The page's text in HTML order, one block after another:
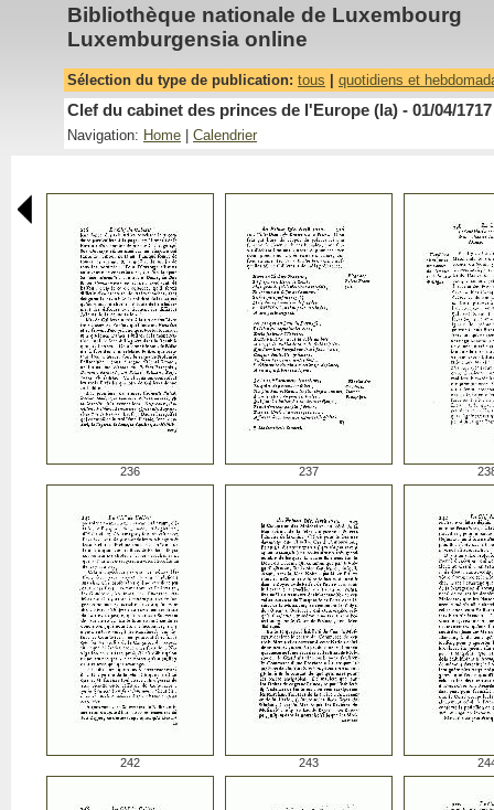
Bibliothèque nationale de Luxembourg
Luxemburgensia online
Sélection du type de publication: tous quotidiens et
Clef du cabinet des princes de l'Europe (la) - 01/04/1717
Navigation: Home Calendrier
236 237
242 243